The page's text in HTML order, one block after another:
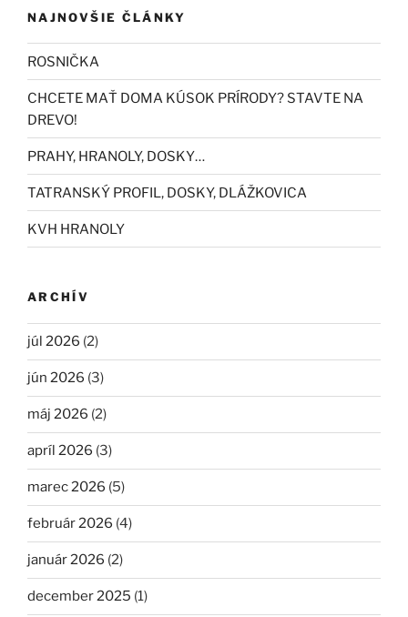
NAJNOVŠIE ČLÁNKY
ROSNIČKA
CHCETE MAŤ DOMA KÚSOK PRÍRODY? STAVTE NA
DREVO!
PRAHY, HRANOLY, DOSKY…
TATRANSKÝ PROFIL, DOSKY, DLÁŽKOVICA
KVH HRANOLY
ARCHÍV
júl 2026 (2)
jún 2026 (3)
máj 2026 (2)
apríl 2026 (3)
marec 2026 (5)
február 2026 (4)
január 2026 (2)
december 2025 (1)